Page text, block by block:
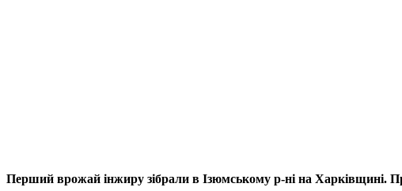
Link
Print
Перший врожай інжиру зібрали в Ізюмському р-ні на Харківщині.